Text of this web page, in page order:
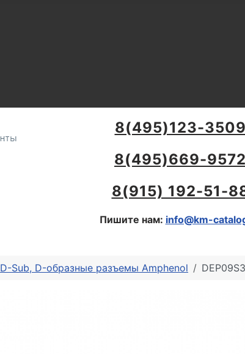
8(495)123-3509
8(495)669-9572
8(915) 192-51-
Пишите нам: info@km-
D-Sub, D-образные разъемы Amphenol